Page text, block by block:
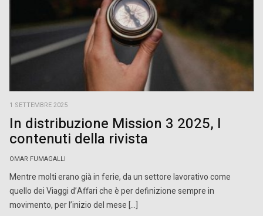
1 SETTEMBRE 2025
In distribuzione Mission 3 2025, I
contenuti della rivista
OMAR FUMAGALLI
Mentre molti erano già in ferie, da un settore lavorativo come
quello dei Viaggi d’Affari che è per definizione sempre in
movimento, per l’inizio del mese […]